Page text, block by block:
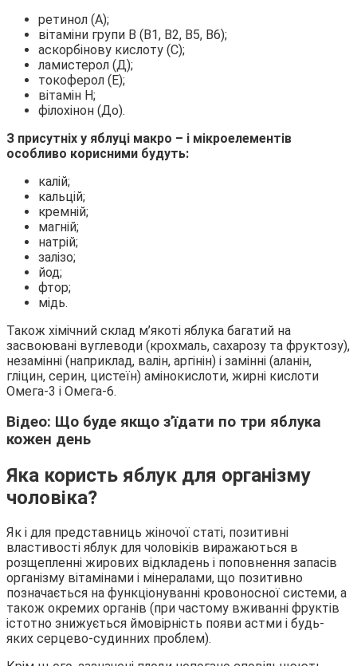
ретинол (А);
вітаміни групи В (В1, В2, В5, В6);
аскорбінову кислоту (С);
ламистерол (Д);
токоферол (Е);
вітамін Н;
філохінон (До).
З присутніх у яблуці макро – і мікроелементів
особливо корисними будуть:
калій;
кальцій;
кремній;
магній;
натрій;
залізо;
йод;
фтор;
мідь.
Також хімічний склад м’якоті яблука багатий на
засвоювані вуглеводи (крохмаль, сахарозу та фруктозу),
незамінні (наприклад, валін, аргінін) і замінні (аланін,
гліцин, серин, цистеїн) амінокислоти, жирні кислоти
Омега-3 і Омега-6.
Відео: Що буде якщо з’їдати по три яблука
кожен день
Яка користь яблук для організму
чоловіка?
Як і для представниць жіночої статі, позитивні
властивості яблук для чоловіків виражаються в
розщепленні жирових відкладень і поповнення запасів
організму вітамінами і мінералами, що позитивно
позначається на функціонуванні кровоносної системи, а
також окремих органів (при частому вживанні фруктів
істотно знижується ймовірність появи астми і будь-
яких серцево-судинних проблем).